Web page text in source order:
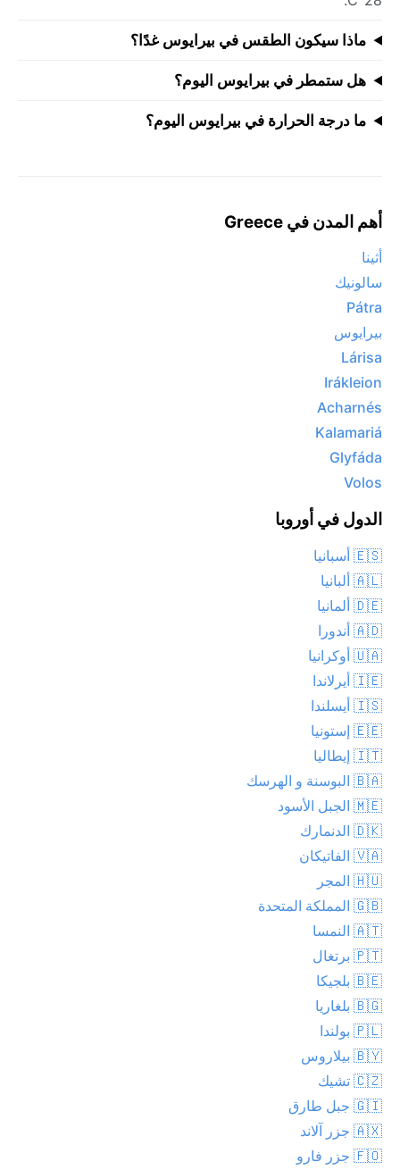
ماذا سيكون الطقس في بيرايوس غدًا؟
هل ستمطر في بيرايوس اليوم؟
ما درجة الحرارة في بيرايوس اليوم؟
أهم المدن في Greece
أثينا
سالونيك
Pátra
بيرايوس
Lárisa
Irákleion
Acharnés
Kalamariá
Glyfáda
Volos
الدول في أوروبا
🇪🇸 أسبانيا
🇦🇱 ألبانيا
🇩🇪 ألمانيا
🇦🇩 أندورا
🇺🇦 أوكرانيا
🇮🇪 أيرلاندا
🇮🇸 أيسلندا
🇪🇪 إستونيا
🇮🇹 إيطاليا
🇧🇦 البوسنة و الهرسك
🇲🇪 الجبل الأسود
🇩🇰 الدنمارك
🇻🇦 الفاتيكان
🇭🇺 المجر
🇬🇧 المملكة المتحدة
🇦🇹 النمسا
🇵🇹 برتغال
🇧🇪 بلجيكا
🇧🇬 بلغاريا
🇵🇱 بولندا
🇧🇾 بيلاروس
🇨🇿 تشيك
🇬🇮 جبل طارق
🇦🇽 جزر آلاند
🇫🇴 جزر فارو